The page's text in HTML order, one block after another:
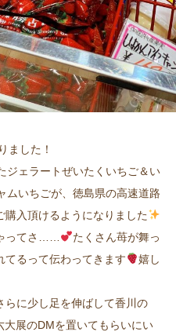
ました！
ジェラートぜいたくいちご＆い
ムいちごが、徳島県の高速道路
購入頂けるようになりました
ってさ……
たくさん苺が舞っ
てるって伝わってきます
嬉し
らに少し足を伸ばして香川の
展のDMを置いてもらいにい